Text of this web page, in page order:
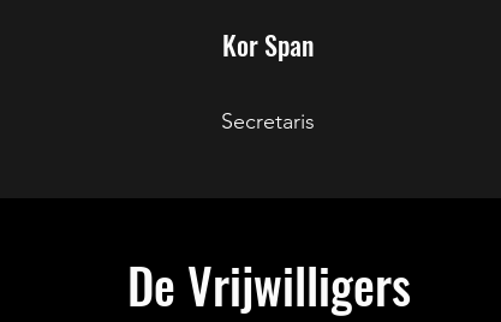
Kor Span
Secretaris
De Vrijwilligers